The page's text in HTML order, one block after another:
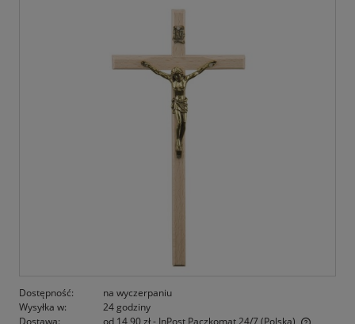
Dostępność:
na wyczerpaniu
Wysyłka w:
24 godziny
Dostawa:
od 14,90 zł- InPost Paczkomat 24/7(Polska)